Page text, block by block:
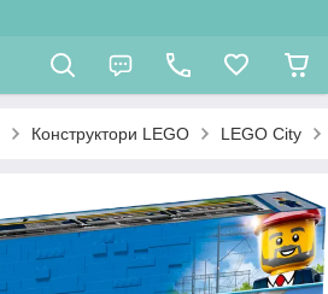
Конструктори LEGO LEGO City